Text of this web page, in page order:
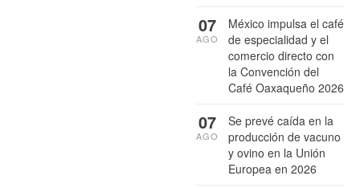
México impulsa el café
de especialidad y el
comercio directo con
la Convención del
Café Oaxaqueño 2026
07
AGO
Se prevé caída en la
producción de vacuno
y ovino en la Unión
Europea en 2026
07
AGO